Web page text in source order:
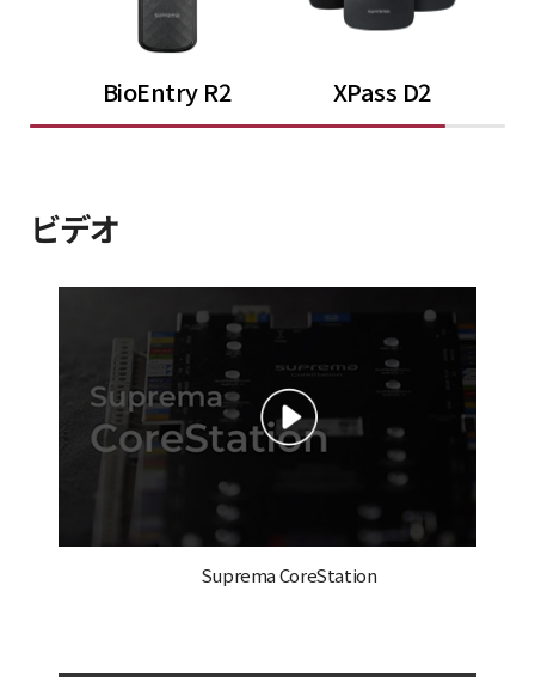
BioEntry R2 XPass D2
ビデオ
Suprema CoreStation